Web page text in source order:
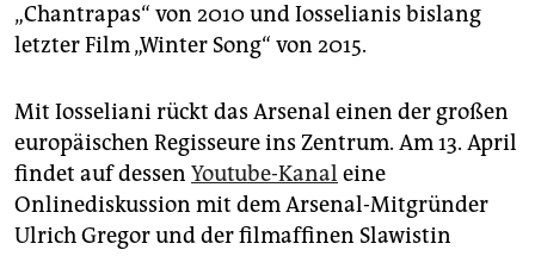
„Chantrapas“ von 2010 und Iosselianis bislang
letzter Film „Winter Song“ von 2015.
Mit Iosseliani rückt das Arsenal einen der großen
europäischen Regisseure ins Zentrum. Am 13. April
findet auf dessen Youtube-Kanal eine
Onlinediskussion mit dem Arsenal-Mitgründer
Ulrich Gregor und der filmaffinen Slawistin